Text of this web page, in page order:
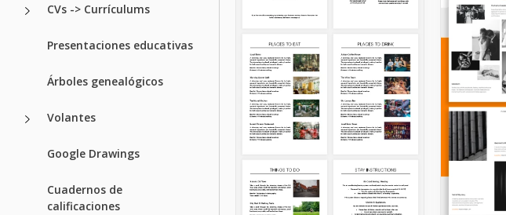
CVs -> Currículums
Presentaciones educativas
Árboles genealógicos
Volantes
Google Drawings
Cuadernos de
calificaciones